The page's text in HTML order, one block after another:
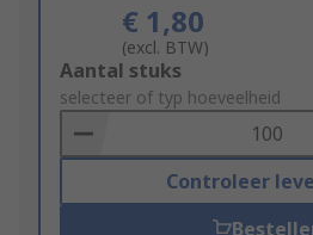
€ 1,80
(excl. BTW)
Add
to
Basket
Aantal stuks
selecteer of typ hoeveelheid
Controleer